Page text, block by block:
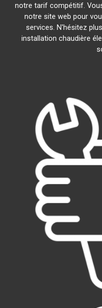
notre tarif compétitif.
notre site web pour
services. N'hésitez
installation chaudière